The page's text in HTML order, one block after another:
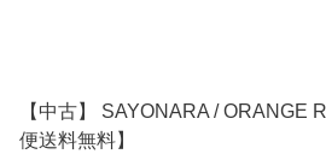
【中古】 SAYONARA / ORANGE
便送料無料】